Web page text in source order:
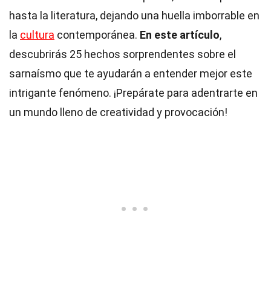
hasta la literatura, dejando una huella imborrable en
la cultura contemporánea. En este artículo,
descubrirás 25 hechos sorprendentes sobre el
sarnaísmo que te ayudarán a entender mejor este
intrigante fenómeno. ¡Prepárate para adentrarte en
un mundo lleno de creatividad y provocación!